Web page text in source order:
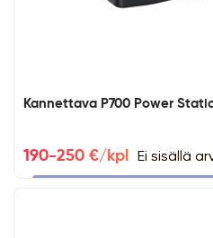
Kannettava P700 Power
190-250 €/kpl Ei sisällä